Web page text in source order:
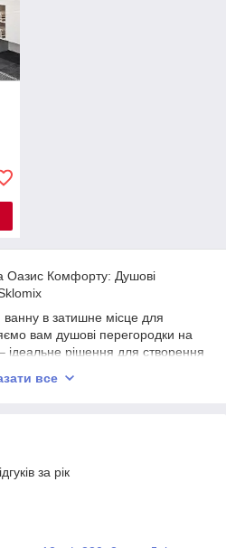
Оазис Комфорту: Душові
в затишне місце для
вам душові перегородки на
ідеальне рішення для створення
при цьому додаючи в інтер'єр
перегородки на ванну прямо
на місце, де ви зможете
та забезпечують довговічний
все
за рік